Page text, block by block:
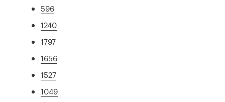
596
1240
1797
1656
1527
1049